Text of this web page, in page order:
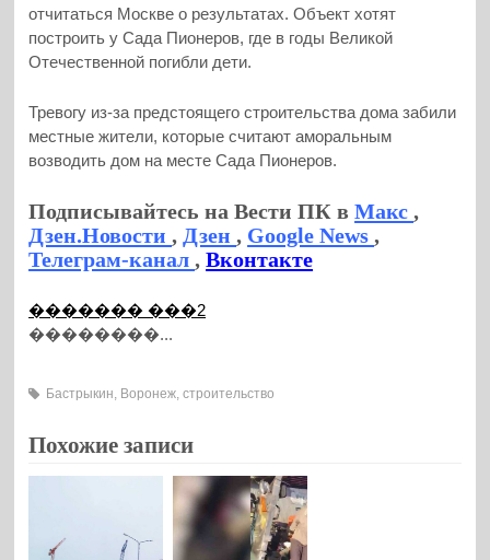
отчитаться Москве о результатах. Объект хотят
построить у Сада Пионеров, где в годы Великой
Отечественной погибли дети.
Тревогу из-за предстоящего строительства дома забили
местные жители, которые считают аморальным
возводить дом на месте Сада Пионеров.
Подписывайтесь на Вести ПК вМакс,
Дзен.Новости, Дзен, Google News,
Телеграм-канал,Вконтакте
������� ���2
��������...
Бастрыкин, Воронеж,строительство
Похожие записи